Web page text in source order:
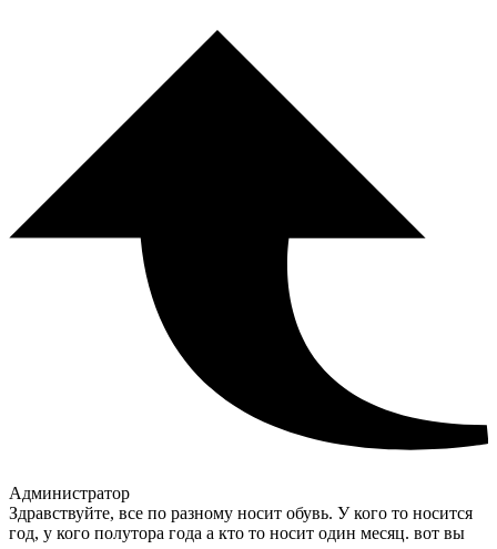
Администратор
Здравствуйте, все по разному носит обувь. У кого то носится
год, у кого полутора года а кто то носит один месяц. вот вы